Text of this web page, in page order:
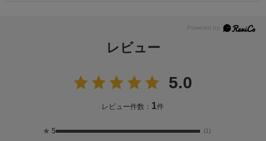
レビュー
5.0
レビュー件数： 1件
★ 5 (1)